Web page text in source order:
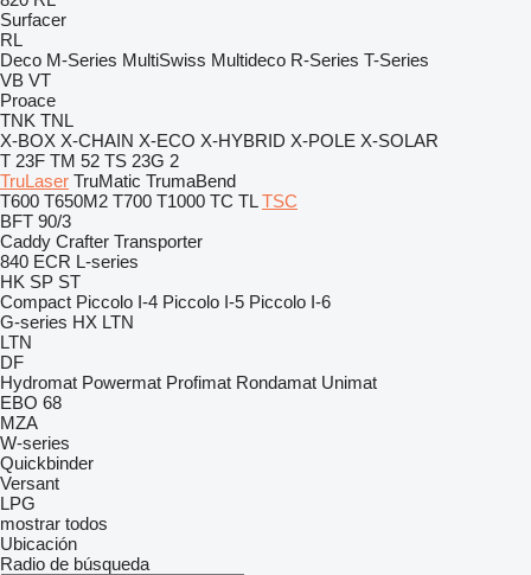
Surfacer
RL
Deco M-Series MultiSwiss Multideco R-Series T-Series
VB VT
Proace
TNK TNL
X-BOX X-CHAIN X-ECO X-HYBRID X-POLE X-SOLAR
T 23F TM 52 TS 23G 2
TruLaser TruMatic TrumaBend
T600 T650M2 T700 T1000 TC TL TSC
BFT 90/3
Caddy Crafter Transporter
840 ECR L-series
HK SP ST
Compact Piccolo I-4 Piccolo I-5 Piccolo I-6
G-series HX LTN
LTN
DF
Hydromat Powermat Profimat Rondamat Unimat
EBO 68
MZA
W-series
Quickbinder
Versant
LPG
mostrar todos
Ubicación
Radio de búsqueda